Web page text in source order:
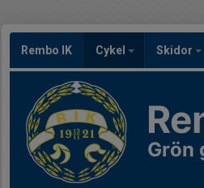
Rembo IK Cykel Skidor
Grön